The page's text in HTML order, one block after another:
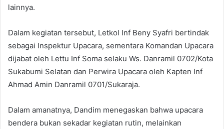
lainnya.
Dalam kegiatan tersebut, Letkol Inf Beny Syafri bertindak
sebagai Inspektur Upacara, sementara Komandan Upacara
dijabat oleh Lettu Inf Soma selaku Ws. Danramil 0702/Kota
Sukabumi Selatan dan Perwira Upacara oleh Kapten Inf
Ahmad Amin Danramil 0701/Sukaraja.
Dalam amanatnya, Dandim menegaskan bahwa upacara
bendera bukan sekadar kegiatan rutin, melainkan